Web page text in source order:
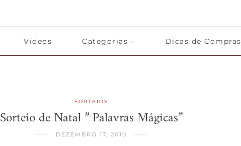
Videos Categorias Dicas de Compras
SORTEIOS
Sorteio de Natal ” Palavras Mágicas”
DEZEMBRO 17, 2010